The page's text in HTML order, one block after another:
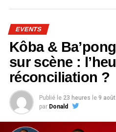
EVENTS
Kôba &
sur scène :
réconciliation ?
Publié le 23 heures le 9
par Donald